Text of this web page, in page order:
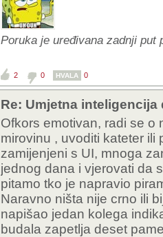
Poruka je uređivana zadnji put
2 0 HVALA 0
Re: Umjetna
Ofkors emotivan, radi se o
mirovinu , uvoditi kateter ili
zamijenjeni s UI, mnoga
jednog dana i vjerovati da
pitamo tko je napravio
Naravno ništa nije crno ili
napišao jedan kolega
budala zapetlja deset